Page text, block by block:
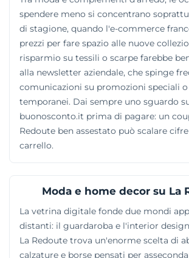
spendere meno si concentrano
di stagione, quando l'e-commerce
prezzi per fare spazio alle nuove
risparmio su tessili o scarpe farebbe
alla newsletter aziendale, che spinge
comunicazioni su promozioni speciali o
temporanei. Dai sempre uno sguardo
buonosconto.it prima di pagare: un
Redoute ben assestato può scalare
carrello.
Moda e home decor su La
La vetrina digitale fonde due mondi
distanti: il guardaroba e l'interior
La Redoute trova un'enorme scelta di
calzature e borse pensati per